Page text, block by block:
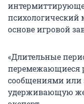
психологический
основе игровой
«Длительные
сообщениями или
удерживающую